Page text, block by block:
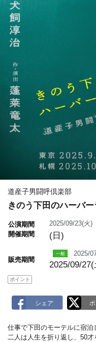
道産子男闘呼倶楽部
きのう下田のハーバー
公演期間
開催期間
2025/09/23(火)
(日)
販売期間
2025/
2025/09/
ポイント
仕事で下田のモーテルに宿泊
二人は人生を折り返し、50